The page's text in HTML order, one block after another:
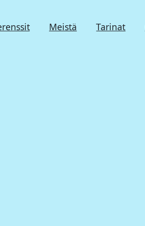
Meistä Tarinat